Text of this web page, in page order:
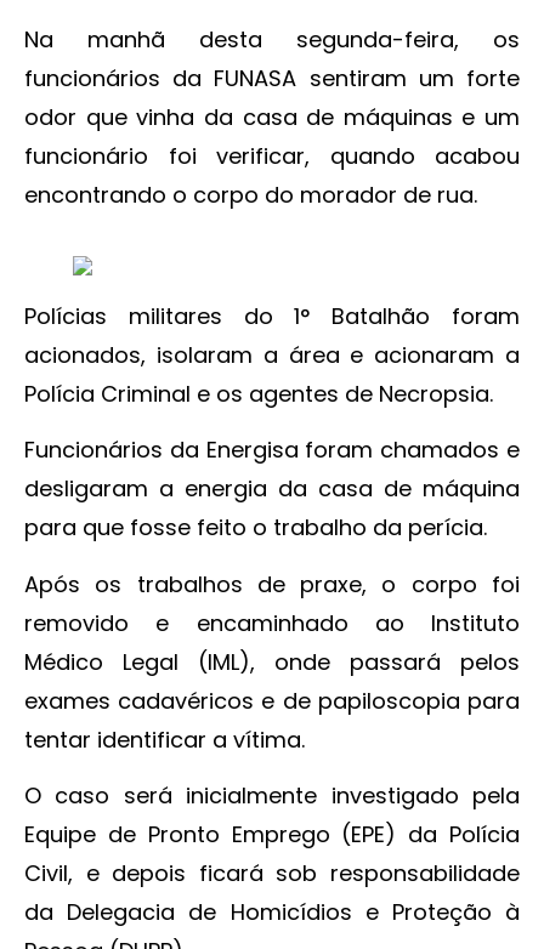
Na manhã desta segunda-feira, os
funcionários da FUNASA sentiram um forte
odor que vinha da casa de máquinas e um
funcionário foi verificar, quando acabou
encontrando o corpo do morador de rua.
Polícias militares do 1° Batalhão foram
acionados, isolaram a área e acionaram a
Polícia Criminal e os agentes de Necropsia.
Funcionários da Energisa foram chamados e
desligaram a energia da casa de máquina
para que fosse feito o trabalho da perícia.
Após os trabalhos de praxe, o corpo foi
removido e encaminhado ao Instituto
Médico Legal (IML), onde passará pelos
exames cadavéricos e de papiloscopia para
tentar identificar a vítima.
O caso será inicialmente investigado pela
Equipe de Pronto Emprego (EPE) da Polícia
Civil, e depois ficará sob responsabilidade
da Delegacia de Homicídios e Proteção à